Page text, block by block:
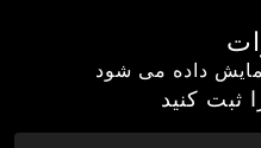
داده می شود
ثبت کنید